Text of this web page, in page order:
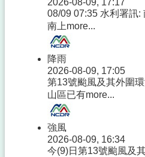
08/09 07:35 水利署訊:
南上more...
降雨
2026-08-09, 17:05
第13號颱風及其外圍
山區已有more...
強風
2026-08-09, 16:34
今(9)日第13號颱風及